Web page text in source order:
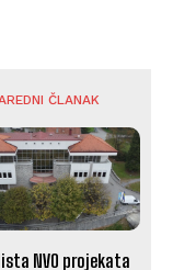
ČLANAK
NVO projekata